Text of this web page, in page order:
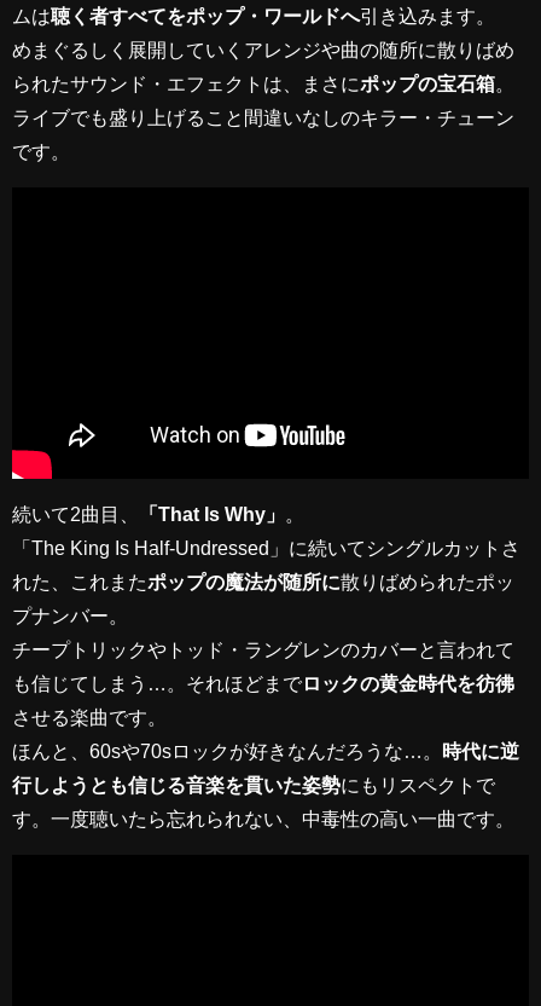
ムは聴く者すべてをポップ・ワールドへ引き込みます。
めまぐるしく展開していくアレンジや曲の随所に散りばめ
られたサウンド・エフェクトは、まさにポップの宝石箱
ライブでも盛り上げること間違いなしのキラー・チューン
です。
続いて2曲目、 「That Is Why」
。
「The King Is Half-Undressed」に続いてシングルカットさ
れた、これまたポップの魔法が随所に散りばめられたポッ
プナンバー。
チープトリックやトッド・ラングレンのカバーと言われて
も信じてしまう…。それほどまでロックの黄金時代を彷彿
させる楽曲です。
ほんと、60sや70sロックが好きなんだろうな…。
時代に逆
行しようとも信じる音楽を貫いた姿勢にもリスペクトで
す。一度聴いたら忘れられない、中毒性の高い一曲です。